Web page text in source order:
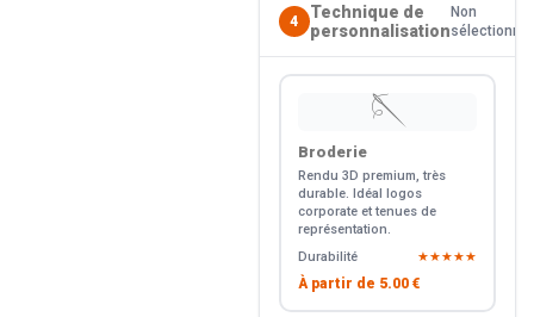
4
Technique de
personnalisation
Non
sélectionné
🪡
Broderie
Rendu 3D premium, très
durable. Idéal logos
corporate et tenues de
représentation.
Durabilité
★★★★★
À partir de 5.00 €